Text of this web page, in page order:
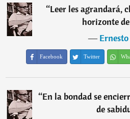
“Leer les agrandará,
horizonte
―
Facebook Twitter
“En la bondad se
de